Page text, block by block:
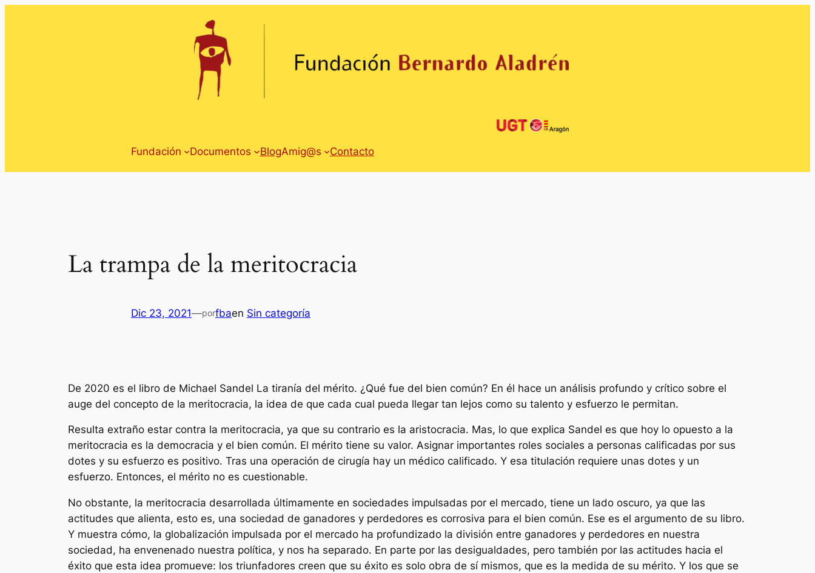
Fundación Documentos BlogAmig@s Contacto
La trampa de la meritocracia
Dic 23, 2021—porfbaen Sin categoría
De 2020 es el libro de Michael Sandel La tiranía del mérito. ¿Qué fue del bien común? En él hace un análisis profundo y crítico sobre el
auge del concepto de la meritocracia, la idea de que cada cual pueda llegar tan lejos como su talento y esfuerzo le permitan.
Resulta extraño estar contra la meritocracia, ya que su contrario es la aristocracia. Mas, lo que explica Sandel es que hoy lo opuesto a la
meritocracia es la democracia y el bien común. El mérito tiene su valor. Asignar importantes roles sociales a personas calificadas por sus
dotes y su esfuerzo es positivo. Tras una operación de cirugía hay un médico calificado. Y esa titulación requiere unas dotes y un
esfuerzo. Entonces, el mérito no es cuestionable.
No obstante, la meritocracia desarrollada últimamente en sociedades impulsadas por el mercado, tiene un lado oscuro, ya que las
actitudes que alienta, esto es, una sociedad de ganadores y perdedores es corrosiva para el bien común. Ese es el argumento de su libro.
Y muestra cómo, la globalización impulsada por el mercado ha profundizado la división entre ganadores y perdedores en nuestra
sociedad, ha envenenado nuestra política, y nos ha separado. En parte por las desigualdades, pero también por las actitudes hacia el
éxito que esta idea promueve: los triunfadores creen que su éxito es solo obra de sí mismos, que es la medida de su mérito. Y los que se